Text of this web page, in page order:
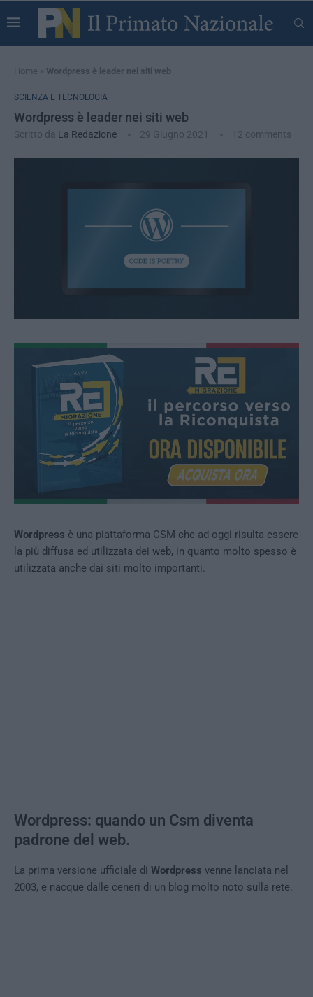
Home » Wordpress è leader nei siti web
SCIENZA E TECNOLOGIA
Wordpress è leader nei siti web
Scritto da La Redazione 29 Giugno 2021 12 comments
Wordpress è una piattaforma CSM che ad oggi risulta essere
la più diffusa ed utilizzata dei web, in quanto molto spesso è
utilizzata anche dai siti molto importanti.
Wordpress: quando un Csm diventa
padrone del web.
La prima versione ufficiale di Wordpress venne lanciata nel
2003, e nacque dalle ceneri di un blog molto noto sulla rete.